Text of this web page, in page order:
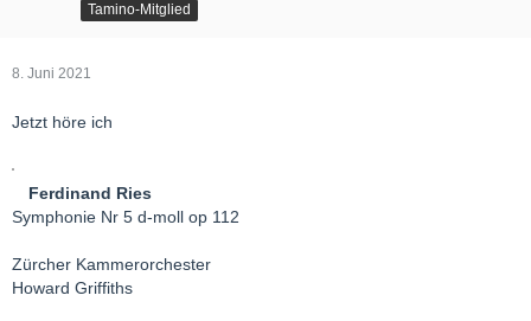
Tamino-Mitglied
8. Juni 2021
Jetzt höre ich
Ferdinand Ries
Symphonie Nr 5 d-moll op 112
Zürcher Kammerorchester
Howard Griffiths